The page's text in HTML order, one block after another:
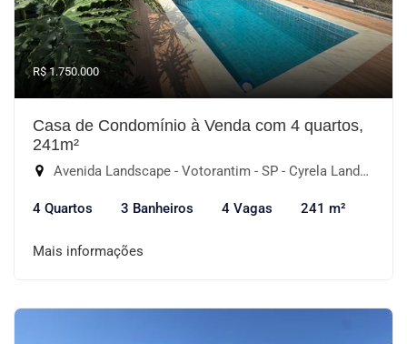
R$ 1.750.000
Casa de Condomínio à Venda com 4 quartos,
241m²
Avenida Landscape - Votorantim - SP - Cyrela Landscape Esplanada, Votorantim-SP
4 Quartos 3 Banheiros 4 Vagas 241 m²
Mais informações